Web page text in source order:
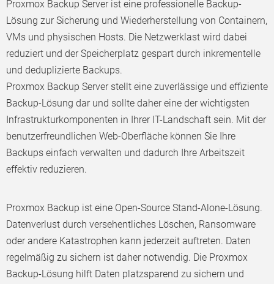
Proxmox Backup Server ist eine professionelle Backup-
Lösung zur Sicherung und Wiederherstellung von Containern,
VMs und physischen Hosts. Die Netzwerklast wird dabei
reduziert und der Speicherplatz gespart durch inkrementelle
und deduplizierte Backups.
Proxmox Backup Server stellt eine zuverlässige und effiziente
Backup-Lösung dar und sollte daher eine der wichtigsten
Infrastrukturkomponenten in Ihrer IT-Landschaft sein. Mit der
benutzerfreundlichen Web-Oberfläche können Sie Ihre
Backups einfach verwalten und dadurch Ihre Arbeitszeit
effektiv reduzieren.
Proxmox Backup ist eine Open-Source Stand-Alone-Lösung.
Datenverlust durch versehentliches Löschen, Ransomware
oder andere Katastrophen kann jederzeit auftreten. Daten
regelmäßig zu sichern ist daher notwendig. Die Proxmox
Backup-Lösung hilft Daten platzsparend zu sichern und